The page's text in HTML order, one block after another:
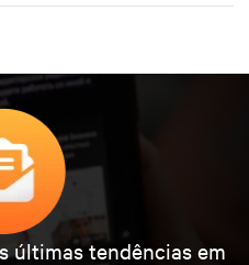
últimas tendências em